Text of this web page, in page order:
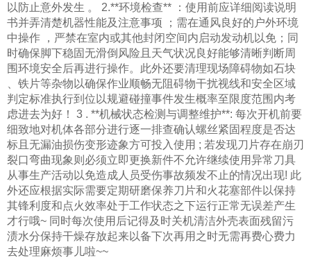
以防止意外发生 。 2.**环境检查** ：使用前应详细阅读说明
书并弄清楚机器性能及注意事项 ；需在通风良好的户外环境
中操作 ，严禁在室内或其他封闭空间内启动发动机以免；同
时确保脚下稳固无滑倒风险且天气状况良好能够清晰判断周
围环境安全后再进行操作。此外还要清理现场障碍物如石块
、铁片等杂物以确保作业顺畅无阻碍物干扰视线和安全区域
判定标准执行到位以规避碰撞事件发生概率至限度范围内考
虑进去为好！ 3 . **机械状态检测与调整维护**: 每次开机前要
细致地对机体各部分进行逐一排查确认螺丝紧固程度是否达
标且无漏油损伤变形迹象方可投入使用 ; 若发现刀片存在崩刃
裂口弯曲现象则必须立即更换新件不允许继续使用异常刀具
从事生产活动以免造成人员受伤事故频发不止的情况出现! 此
外还应根据实际需要定期研磨保养刀片和火花塞部件以保持
其锋利度和点火效率处于工作状态之下运行正常无误差产生
才行哦~ 同时每次使用后记得及时关机清洁外壳表面残留污
渍水分保持干燥存放起来以备下次再用之时无需再费心费力
去处理麻烦事儿啦~~